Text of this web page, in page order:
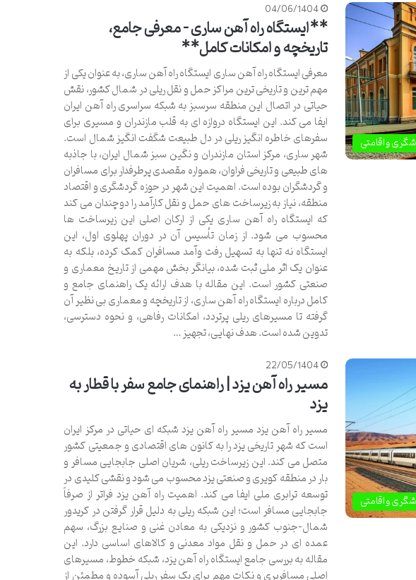
و اقامتی
04/06/1404
**ایستگاه راه آهن ساری – معرفی جامع،
تاریخچه و امکانات کامل**
معرفی ایستگاه راه آهن ساری ایستگاه راه آهن ساری، به عنوان یکی از
مهم ترین و تاریخی ترین مراکز حمل و نقل ریلی در شمال کشور، نقش
حیاتی در اتصال این منطقه سرسبز به شبکه سراسری راه آهن ایران
ایفا می کند. این ایستگاه دروازه ای به قلب مازندران و مسیری برای
سفرهای خاطره انگیز ریلی در دل طبیعت شگفت انگیز شمال است.
شهر ساری، مرکز استان مازندران و نگین سبز شمال ایران، با جاذبه
های طبیعی و تاریخی فراوان، همواره مقصدی پرطرفدار برای مسافران
و گردشگران بوده است. اهمیت این شهر در حوزه گردشگری و اقتصاد
منطقه، نیاز به زیرساخت های حمل و نقل کارآمد را دوچندان می کند
که ایستگاه راه آهن ساری یکی از ارکان اصلی این زیرساخت ها
محسوب می شود. از زمان تأسیس آن در دوران پهلوی اول، این
ایستگاه نه تنها به تسهیل رفت وآمد مسافران کمک کرده، بلکه به
عنوان یک اثر ملی ثبت شده، بیانگر بخش مهمی از تاریخ معماری و
صنعتی کشور است. این مقاله با هدف ارائه یک راهنمای جامع و
کامل درباره ایستگاه راه آهن ساری، از تاریخچه و معماری بی نظیر آن
گرفته تا مسیرهای ریلی پرتردد، امکانات رفاهی، و نحوه دسترسی،
تدوین شده است. هدف نهایی، تجهیز …
و اقامتی
22/05/1404
مسیر راه آهن یزد | راهنمای جامع سفر با قطار به
یزد
مسیر راه آهن یزد مسیر راه آهن یزد شبکه ای حیاتی در مرکز ایران
است که شهر تاریخی یزد را به کانون های اقتصادی و جمعیتی کشور
متصل می کند. این زیرساخت ریلی، شریان اصلی جابجایی مسافر و
بار در منطقه کویری و صنعتی یزد محسوب می شود و نقشی کلیدی در
توسعه ترابری ملی ایفا می کند. اهمیت راه آهن یزد فراتر از صرفاً
جابجایی مسافر است؛ این شبکه ریلی به دلیل قرار گرفتن در کریدور
شمال-جنوب کشور و نزدیکی به معادن غنی و صنایع بزرگ، سهم
عمده ای در حمل و نقل مواد معدنی و کالاهای اساسی دارد. این
مقاله به بررسی جامع ایستگاه راه آهن یزد، شبکه خطوط، مسیرهای